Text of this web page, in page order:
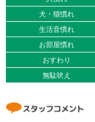
犬・猫慣れ
生活音慣れ
お部屋慣れ
おすわり
無駄吠え